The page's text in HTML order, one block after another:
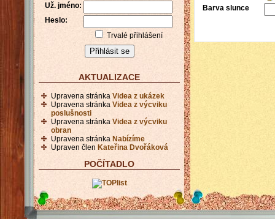
Barva slunce
Už. jméno:
Heslo:
Trvalé přihlášení
AKTUALIZACE
Upravena stránka Videa z ukázek
Upravena stránka Videa z výcviku
poslušnosti
Upravena stránka Videa z výcviku
obran
Upravena stránka Nabízíme
Upraven člen Kateřina Dvořáková
POČÍTADLO